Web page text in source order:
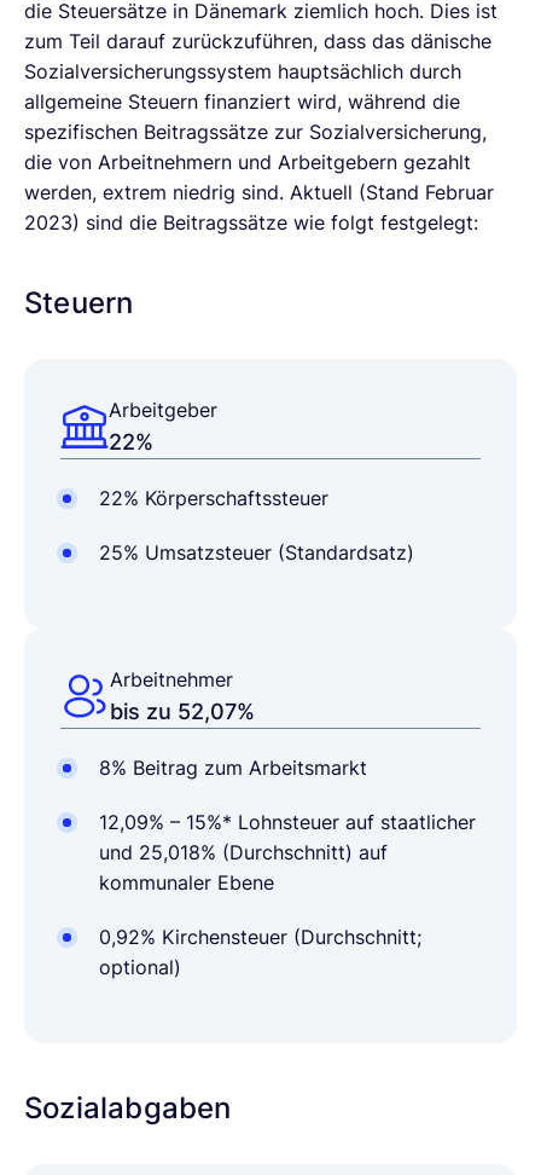
die Steuersätze in Dänemark ziemlich hoch. Dies ist
zum Teil darauf zurückzuführen, dass das dänische
Sozialversicherungssystem hauptsächlich durch
allgemeine Steuern finanziert wird, während die
spezifischen Beitragssätze zur Sozialversicherung,
die von Arbeitnehmern und Arbeitgebern gezahlt
werden, extrem niedrig sind. Aktuell (Stand Februar
2023) sind die Beitragssätze wie folgt festgelegt:
Steuern
Arbeitgeber
22%
22% Körperschaftssteuer
25% Umsatzsteuer (Standardsatz)
Arbeitnehmer
bis zu 52,07%
8% Beitrag zum Arbeitsmarkt
12,09% – 15%* Lohnsteuer auf staatlicher
und 25,018% (Durchschnitt) auf
kommunaler Ebene
0,92% Kirchensteuer (Durchschnitt;
optional)
Sozialabgaben